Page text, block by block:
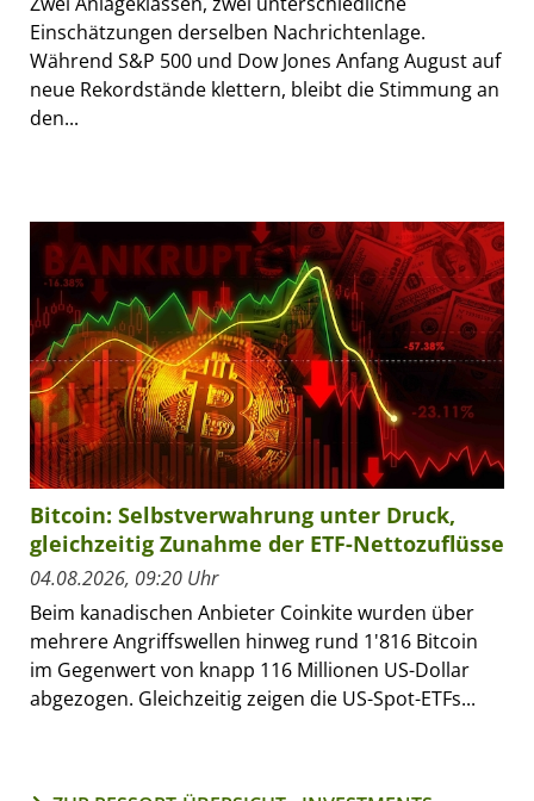
Einschätzungen derselben Nachrichtenlage.
Während S&P 500 und Dow Jones Anfang August auf
neue Rekordstände klettern, bleibt die Stimmung an
den...
Bitcoin: Selbstverwahrung unter Druck,
gleichzeitig Zunahme der ETF-Nettozuflüsse
04.08.2026, 09:20 Uhr
Beim kanadischen Anbieter Coinkite wurden über
mehrere Angriffswellen hinweg rund 1'816 Bitcoin
im Gegenwert von knapp 116 Millionen US-Dollar
abgezogen. Gleichzeitig zeigen die US-Spot-ETFs...